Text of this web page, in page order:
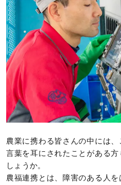
農業に携わる皆さんの中には、
言葉を耳にされたことがある
しょうか。
農福連携とは、障害のある人